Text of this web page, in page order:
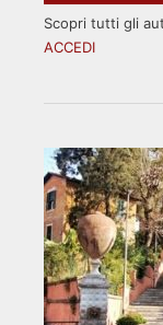
Scopri tutti gli
ACCEDI